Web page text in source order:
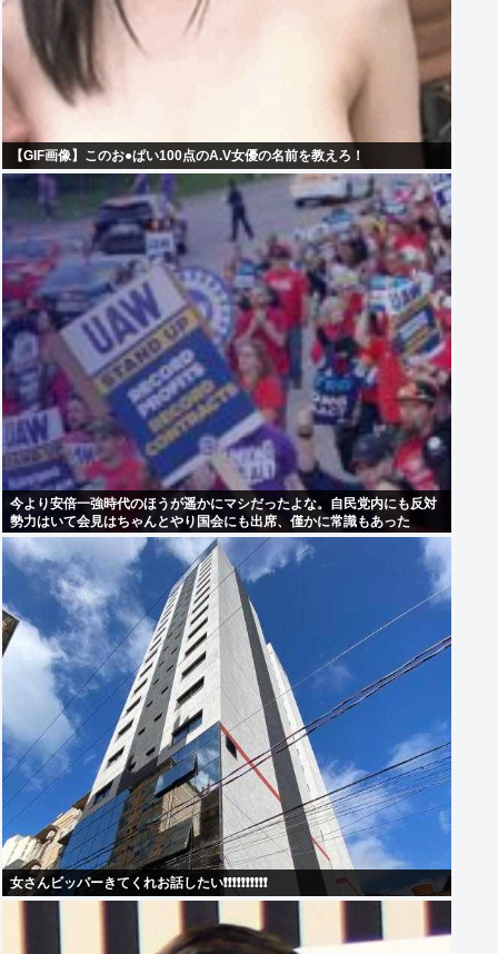
【GIF画像】このお●ぱい100点のA.V女優の名前を教えろ！
今より安倍一強時代のほうが遥かにマシだったよな。自民党内にも反対
勢力はいて会見はちゃんとやり国会にも出席、僅かに常識もあった
女さんビッパーきてくれお話したい❗❗❗❗❗❗❗❗❗❗